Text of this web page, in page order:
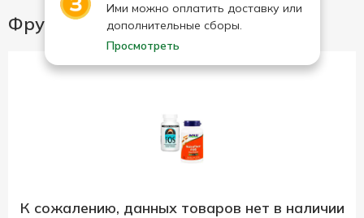
Ими можно оплатить доставку или
дополнительные сборы.
Просмотреть
Фруктоолигосахариды
К сожалению, данных товаров нет в наличии